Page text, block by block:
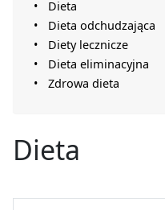
Dieta
Dieta odchudzająca
Diety lecznicze
Dieta eliminacyjna
Zdrowa dieta
Dieta